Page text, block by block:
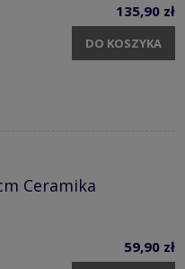
135,90 zł
DO KOSZYKA
Ceramika
59,90 zł